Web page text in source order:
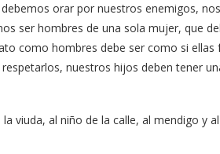
orar por nuestros enemigos,
ser hombres de una sola mujer, que
como hombres debe ser como si ellas
nuestros hijos deben tener
viuda, al niño de la calle, al mendigo y